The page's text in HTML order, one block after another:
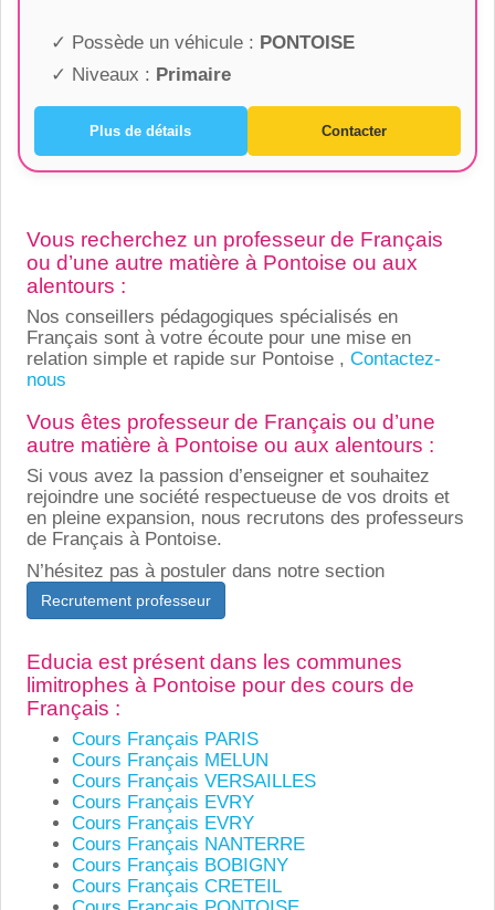
✓ Possède un véhicule : PONTOISE
✓ Niveaux : Primaire
Plus de détails Contacter
Vous recherchez un professeur de Français
ou d’une autre matière à Pontoise ou aux
alentours :
Nos conseillers pédagogiques spécialisés en
Français sont à votre écoute pour une mise en
relation simple et rapide sur Pontoise , Contactez-
nous
Vous êtes professeur de Français ou d’une
autre matière à Pontoise ou aux alentours :
Si vous avez la passion d’enseigner et souhaitez
rejoindre une société respectueuse de vos droits et
en pleine expansion, nous recrutons des professeurs
de Français à Pontoise.
N’hésitez pas à postuler dans notre section
Recrutement professeur
Educia est présent dans les communes
limitrophes à Pontoise pour des cours de
Français :
Cours Français PARIS
Cours Français MELUN
Cours Français VERSAILLES
Cours Français EVRY
Cours Français EVRY
Cours Français NANTERRE
Cours Français BOBIGNY
Cours Français CRETEIL